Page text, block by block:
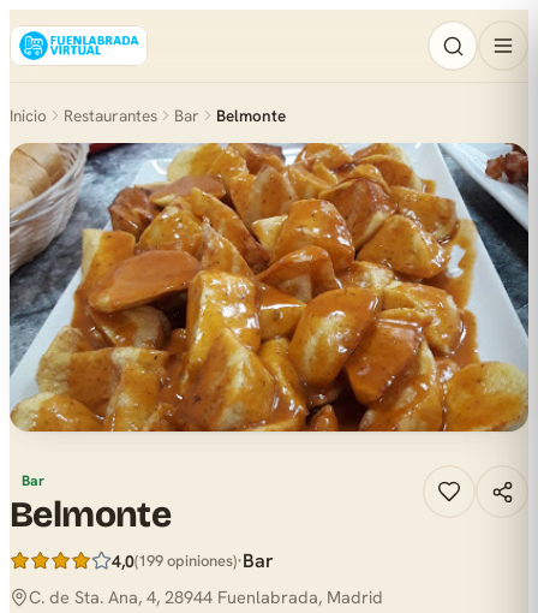
Inicio Restaurantes Bar Belmonte
Bar
Belmonte
4,0(199 opiniones)·Bar
C. de Sta. Ana, 4, 28944 Fuenlabrada, Madrid